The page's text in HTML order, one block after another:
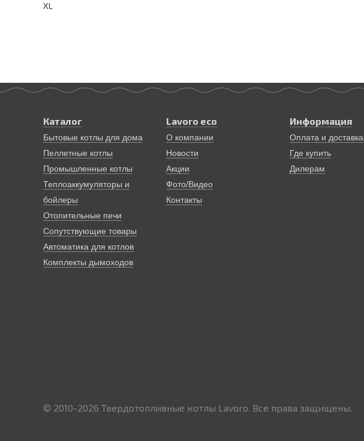
XL
Каталог
Бытовые котлы для дома
Пеллетные котлы
Промышленные котлы
Теплоаккумуляторы и
бойлеры
Отопительные печи
Сопутствующие товары
Автоматика для котлов
Комплекты дымоходов
Lavoro eco
О компании
Новости
Акции
Фото/Видео
Контакты
Информация
Оплата и доставка
Где купить
Дилерам
© 2010-2026 Твердотопливные котлы Lavoro. Все права защищены.